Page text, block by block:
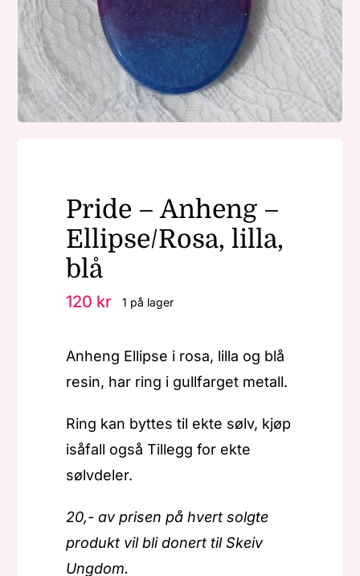
Nøkkelringer
Julepynt
Pride – Anheng –
Ellipse/Rosa, lilla,
blå
120 kr 1 på lager
Anheng Ellipse i rosa, lilla og blå
resin, har ring i gullfarget metall.
Ring kan byttes til ekte sølv, kjøp
isåfall også Tillegg for ekte
sølvdeler.
20,- av prisen på hvert solgte
produkt vil bli donert til Skeiv
Ungdom.